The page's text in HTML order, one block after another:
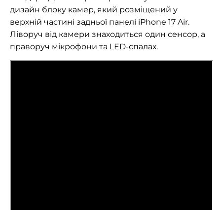
дизайн блоку камер, який розміщений у
верхній частині задньої панелі iPhone 17 Air.
Ліворуч від камери знаходиться один сенсор, а
праворуч мікрофони та LED-спалах.